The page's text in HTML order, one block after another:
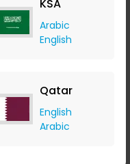
KSA
Arabic
English
Qatar
English
Arabic